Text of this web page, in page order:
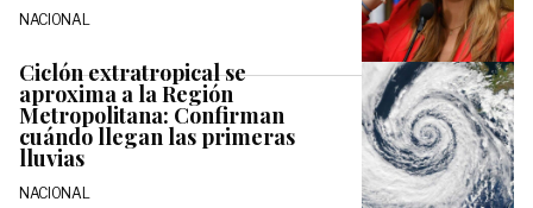
NACIONAL
Ciclón extratropical se
aproxima a la Región
Metropolitana: Confirman
cuándo llegan las primeras
lluvias
NACIONAL